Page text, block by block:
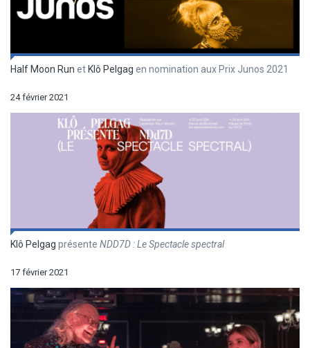
Half Moon Run et Klô Pelgag en nomination aux Prix Junos 2021
24 février 2021
Klô Pelgag présente NDD7D : Le Spectacle spectral
17 février 2021